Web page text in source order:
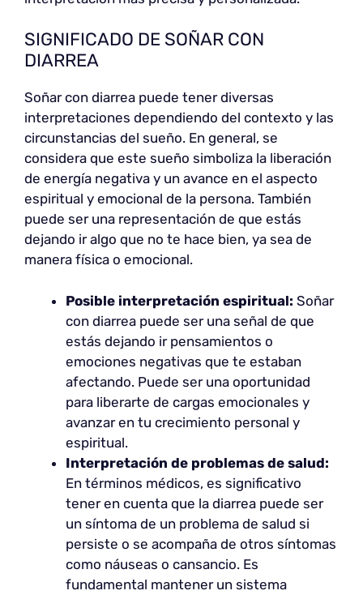
SIGNIFICADO DE SOÑAR CON
DIARREA
Soñar con diarrea puede tener diversas
interpretaciones dependiendo del contexto y las
circunstancias del sueño. En general, se
considera que este sueño simboliza la liberación
de energía negativa y un avance en el aspecto
espiritual y emocional de la persona. También
puede ser una representación de que estás
dejando ir algo que no te hace bien, ya sea de
manera física o emocional.
Posible interpretación espiritual: Soñar
con diarrea puede ser una señal de que
estás dejando ir pensamientos o
emociones negativas que te estaban
afectando. Puede ser una oportunidad
para liberarte de cargas emocionales y
avanzar en tu crecimiento personal y
espiritual.
Interpretación de problemas de salud:
En términos médicos, es significativo
tener en cuenta que la diarrea puede ser
un síntoma de un problema de salud si
persiste o se acompaña de otros síntomas
como náuseas o cansancio. Es
fundamental mantener un sistema